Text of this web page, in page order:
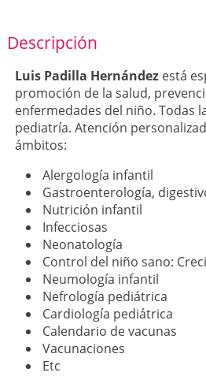
Descripción
Luis Padilla Hernándezestá
promoción de la salud,
enfermedades del niño. Todas
pediatría. Atención
ámbitos:
Alergología infantil
Gastroenterología,
Nutrición infantil
Infecciosas
Neonatología
Control del niño sano:
Neumología infantil
Nefrología pediátrica
Cardiología pediátrica
Calendario de vacunas
Vacunaciones
Etc